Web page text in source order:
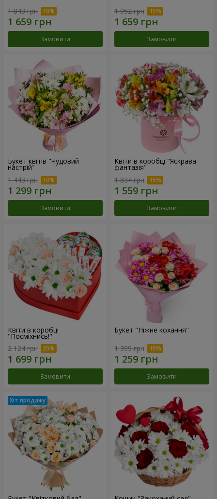
1 843 грн
Замовити
1 952 грн
Замовити
Букет квітів "Чудовий
настрій"
1 443 грн
Замовити
Квіти в коробці "Яскрава
фантазія"
1 834 грн
Замовити
Квіти в коробці
"Посміхнись!"
2 124 грн
Замовити
Букет "Ніжне кохання"
1 399 грн
Замовити